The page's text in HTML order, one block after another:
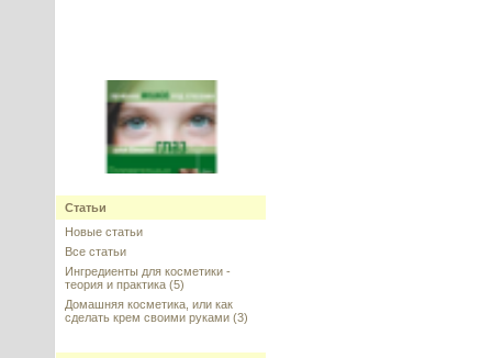
Статьи
Новые статьи
Все статьи
Ингредиенты для косметики -
теория и практика (5)
Домашняя косметика, или как
сделать крем своими руками (3)